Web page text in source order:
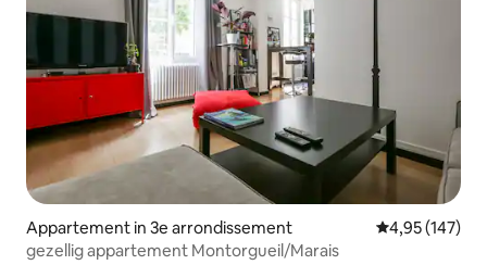
Appartement in 3e arrondissement Gemiddelde
4,95 (147)
gezellig appartement Montorgueil/Marais